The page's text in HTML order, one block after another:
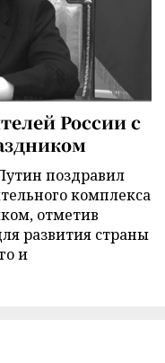
России с
поздравил
комплекса
отметив
развития страны
и